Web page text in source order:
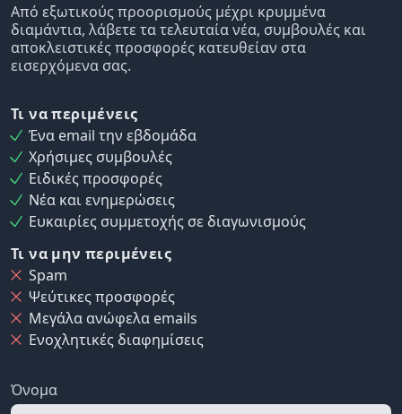
Από εξωτικούς προορισμούς μέχρι κρυμμένα
διαμάντια, λάβετε τα τελευταία νέα, συμβουλές και
αποκλειστικές προσφορές κατευθείαν στα
εισερχόμενα σας.
Τι να περιμένεις
Ένα email την εβδομάδα
Χρήσιμες συμβουλές
Ειδικές προσφορές
Νέα και ενημερώσεις
Ευκαιρίες συμμετοχής σε διαγωνισμούς
Τι να μην περιμένεις
Spam
Ψεύτικες προσφορές
Μεγάλα ανώφελα emails
Ενοχλητικές διαφημίσεις
Όνομα